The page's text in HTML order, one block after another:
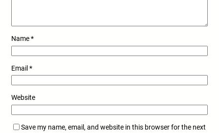
Name*
Email *
Website
Save my name, email, and website in this browser for the next